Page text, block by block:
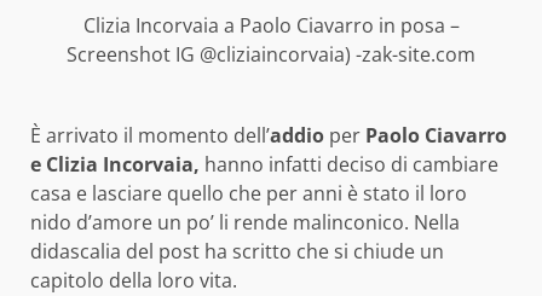
Clizia Incorvaia a Paolo Ciavarro in posa –
Screenshot IG @cliziaincorvaia) -zak-site.com
È arrivato il momento dell’addio per Paolo Ciavarro
e Clizia Incorvaia, hanno infatti deciso di cambiare
casa e lasciare quello che per anni è stato il loro
nido d’amore un po’ li rende malinconico. Nella
didascalia del post ha scritto che si chiude un
capitolo della loro vita.